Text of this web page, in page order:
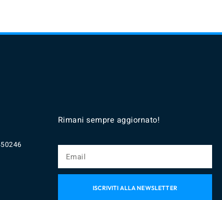
Rimani sempre aggiornato!
ISCRIVITI ALLA NEWSLETTER